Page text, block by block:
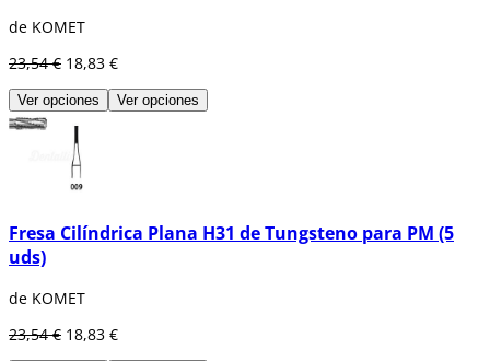
de KOMET
23,54 € 18,83 €
Ver opciones Ver opciones
Fresa Cilíndrica Plana H31 de Tungsteno para PM (5
uds)
de KOMET
23,54 € 18,83 €